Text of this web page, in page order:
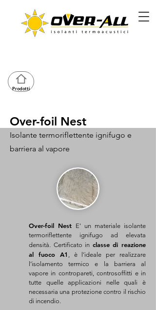
Prodotti
Over-foil Nest
Isolante termoriflettente ignifugo e
barriera al vapore
Over-foil Nest E' un materiale isolante
termoriflettente ignifugo ad elevata
densità. Certificato in classe di reazione
al fuoco A1 , è l’ideale per realizzare
l’isolamento termico e la barriera al
vapore in contropareti, controsoffitti e in
tutte quelle applicazioni nelle quali è
necessaria una protezione contro il rischio
di incendio.